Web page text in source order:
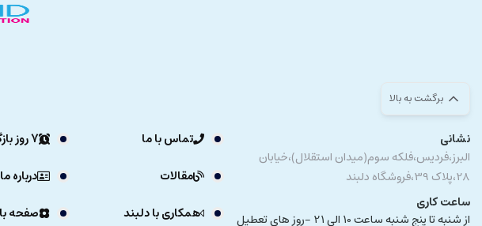
برگشت به بالا
نشانی
البرز،فردیس،فلکه سوم(میدان استقلال)،خیابان
28،پلاک 39،فروشگاه دلبند
ساعت کاری
از شنبه تا پنج شنبه ساعت 10 الی 21 -روز های تعطیل
تماس با ما 7 روز بازگشت کالا
مقالات
درباره ما
همکاری با دلبند
صفحه